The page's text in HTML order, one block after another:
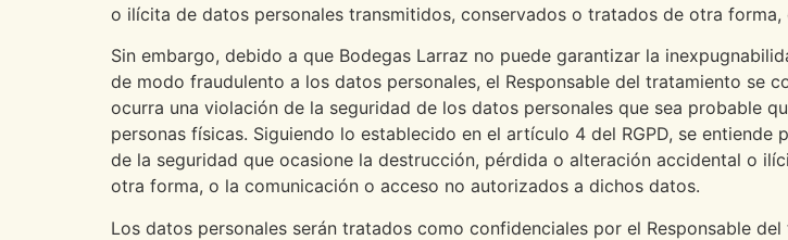
o ilícita de datos personales transmitidos, conservados o tratados de otra
Sin embargo, debido a que Bodegas Larraz no puede garantizar la
de modo fraudulento a los datos personales, el Responsable del tratamiento se
ocurra una violación de la seguridad de los datos personales que sea probable
personas físicas. Siguiendo lo establecido en el artículo 4 del RGPD, se
de la seguridad que ocasione la destrucción, pérdida o alteración accidental o
otra forma, o la comunicación o acceso no autorizados a dichos datos.
Los datos personales serán tratados como confidenciales por el Responsable